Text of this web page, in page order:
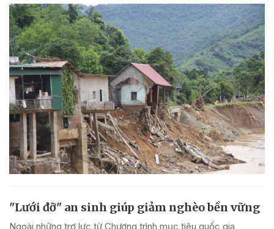
"Lưới đỡ" an sinh giúp giảm nghèo bền vững
Ngoài những trợ lực từ Chương trình mục tiêu quốc gia